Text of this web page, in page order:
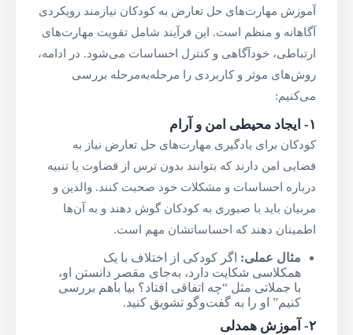
آموزش مهارت‌های حل تعارض به کودکان نیازمند رویکردی
آگاهانه و منظم است. این فرآیند شامل تقویت مهارت‌های
ارتباطی، خودآگاهی و کنترل احساسات می‌شود. در ادامه،
روش‌های موثر و کاربردی را مرحله‌به‌مرحله بررسی
می‌کنیم:
۱- ایجاد محیطی امن و آرام
کودکان برای یادگیری مهارت‌های حل تعارض نیاز به
فضایی امن دارند که بتوانند بدون ترس از قضاوت یا تنبیه
درباره احساسات و مشکلات خود صحبت کنند. والدین و
مربیان باید با صبوری به کودکان گوش دهند و به آن‌ها
اطمینان دهند که احساساتشان مهم است.
مثال عملی: اگر کودکی از اختلاف با یک
همکلاسی شکایت دارد، به‌جای مقصر دانستن او،
با جملاتی مثل “چه اتفاقی افتاد؟ بیا باهم بررسی
کنیم” او را به گفت‌وگو تشویق کنید.
۲- آموزش همدلی